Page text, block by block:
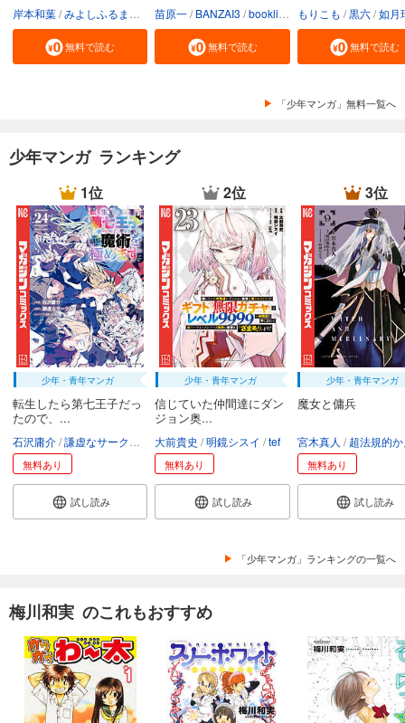
岸本和葉 みよしふるまち booklistaSTUDIO
無料で読む
苗原一 BANZAI3 booklistaSTUDIO
無料で読む
もりこも 黒六 如月
無料で読む
「少年マンガ」無料一覧へ
少年マンガ ランキング
1位
少年・青年マンガ
転生したら第七王子だっ
たので、...
石沢庸介 謙虚なサークル メル。
無料あり
試し読み
2位
少年・青年マンガ
信じていた仲間達にダン
ジョン奥...
大前貴史 明鏡シスイ tef
無料あり
試し読み
3位
少年・青年マンガ
魔女と傭兵
宮木真人 超法規的か
無料あり
試し読み
「少年マンガ」ランキングの一覧へ
梅川和実 のこれもおすすめ